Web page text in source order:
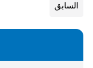
السابق